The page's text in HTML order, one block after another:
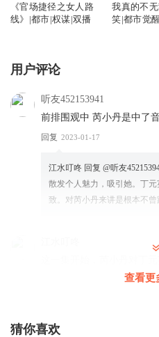
《官场捷径之女人路
线》|都市|权谋|双播
我真的不
笑|都市觉
用户评论
听友452153941
前排围观中 芮小丹是中了
回复 2023-01-17
江水叮咚 回复 @听友
散发个人魅力，吸引她。丁
致。对芮小丹来讲是根本不曾
听友309639560
查看更
猜你喜欢